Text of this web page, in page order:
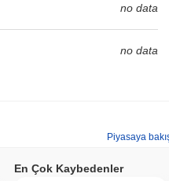
no data
no data
Piyasaya
En Çok Kaybedenler